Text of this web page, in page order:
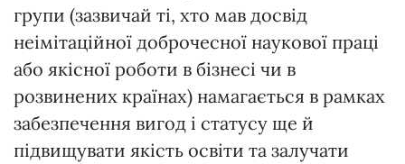
групи (зазвичай ті, хто мав досвід
неімітаційної доброчесної наукової праці
або якісної роботи в бізнесі чи в
розвинених країнах) намагається в рамках
забезпечення вигод і статусу ще й
підвищувати якість освіти та залучати